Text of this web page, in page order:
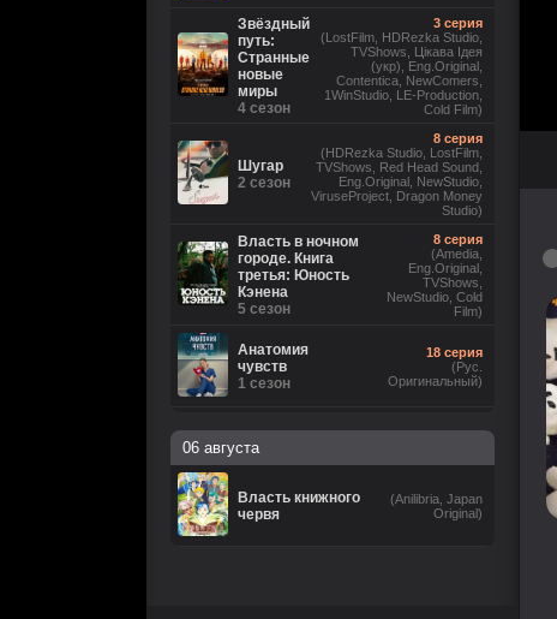
Звёздный
путь:
Странные
новые
миры
4 сезон
3 серия
(LostFilm, HDRezka Studio,
TVShows, Цікава Ідея
(укр), Eng.Original,
Contentica, NewComers,
1WinStudio, LE-Production,
Cold Film)
Шугар
2 сезон
8 серия
(HDRezka Studio, LostFilm,
TVShows, Red Head Sound,
Eng.Original, NewStudio,
ViruseProject, Dragon Money
Studio)
Власть в ночном
городе. Книга
третья: Юность
Кэнена
5 сезон
8 серия
(Amedia,
Eng.Original,
TVShows,
NewStudio, Cold
Film)
Анатомия
чувств
1 сезон
18 серия
(Рус.
Оригинальный)
3 сезон
DniproFilm (укр), TVShows,
1WinStudio, LE-Production, М.
Яроцкий, Cold Film, rus0, rus1,
rus2, rus3, rus4, rus5, rus6,
06 августа
Власть книжного
червя
(Anilibria, Japan
Original)